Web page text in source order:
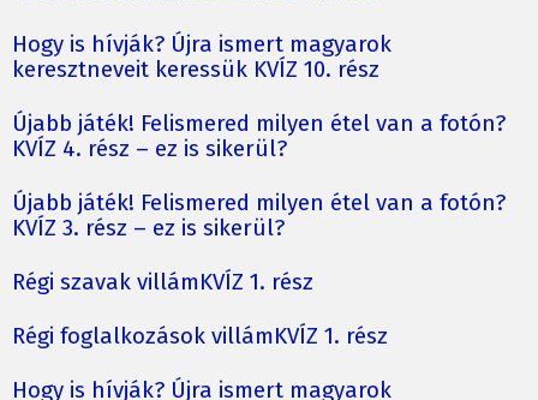
Hogy is hívják? Újra ismert magyarok
keresztneveit keressük KVÍZ 10. rész
Újabb játék! Felismered milyen étel van a fotón?
KVÍZ 4. rész – ez is sikerül?
Újabb játék! Felismered milyen étel van a fotón?
KVÍZ 3. rész – ez is sikerül?
Régi szavak villámKVÍZ 1. rész
Régi foglalkozások villámKVÍZ 1. rész
Hogy is hívják? Újra ismert magyarok